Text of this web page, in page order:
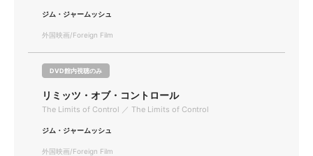
ジム・ジャームッシュ
外国映画/Foreign Film
DVD館内視聴のみ
リミッツ・オブ・コントロール
The Limits of Control ／ The Limits of Control
ジム・ジャームッシュ
外国映画/Foreign Film